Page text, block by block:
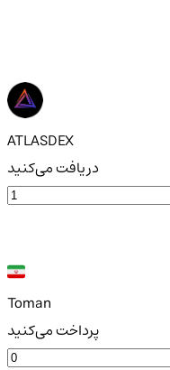
ATLASDEX
دریافت می‌کنید
Toman
پرداخت می‌کنید